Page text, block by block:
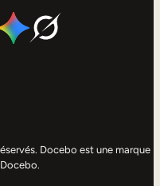
Docebo est une marque